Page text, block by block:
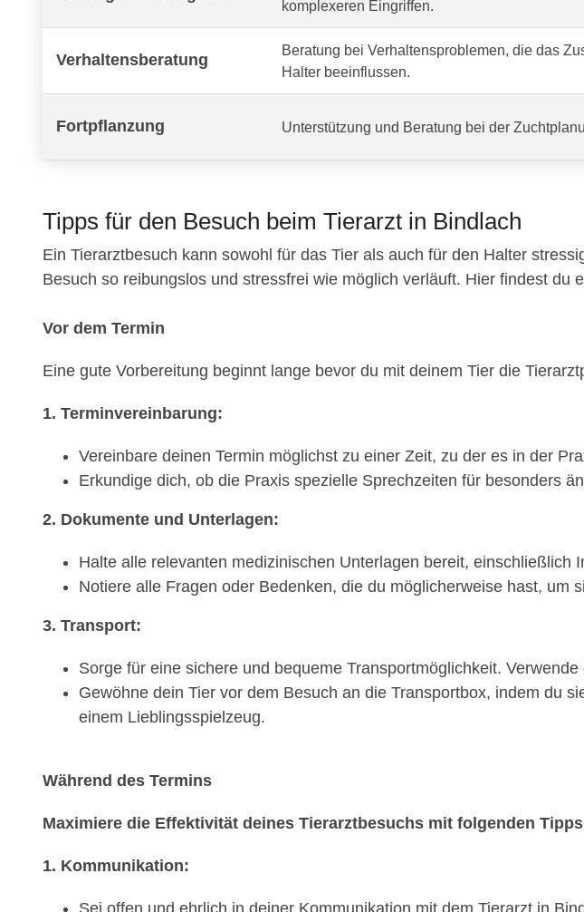
komplexeren Eingriffen.
Verhaltensberatung
Beratung bei Verhaltensproblemen, die das
Halter beeinflussen.
Fortpflanzung Unterstützung und Beratung bei der
Tipps für den Besuch beim Tierarzt in Bindlach
Ein Tierarztbesuch kann sowohl für das Tier als auch für den Halter
Besuch so reibungslos und stressfrei wie möglich verläuft. Hier findest
Vor dem Termin
Eine gute Vorbereitung beginnt lange bevor du mit deinem Tier die
1. Terminvereinbarung:
Vereinbare deinen Termin möglichst zu einer Zeit, zu der es in der
Erkundige dich, ob die Praxis spezielle Sprechzeiten für besonders
2. Dokumente und Unterlagen:
Halte alle relevanten medizinischen Unterlagen bereit, einschließlich
Notiere alle Fragen oder Bedenken, die du möglicherweise hast, um
3. Transport:
Sorge für eine sichere und bequeme Transportmöglichkeit.
Gewöhne dein Tier vor dem Besuch an die Transportbox, indem du
einem Lieblingsspielzeug.
Während des Termins
Maximiere die Effektivität deines Tierarztbesuchs mit folgenden
1. Kommunikation: